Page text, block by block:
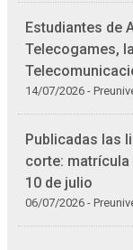
Estudiantes de
Telecogames,
14/07/2026 -
Publicadas las
corte: matrícula
10 de julio
06/07/2026 -